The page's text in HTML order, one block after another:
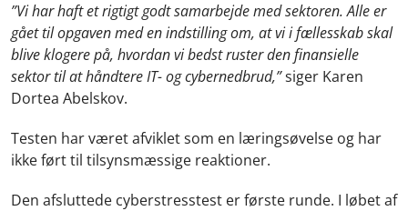
”Vi har haft et rigtigt godt samarbejde med sektoren. Alle er
gået til opgaven med en indstilling om, at vi i fællesskab skal
blive klogere på, hvordan vi bedst ruster den finansielle
sektor til at håndtere IT- og cybernedbrud,”siger Karen
Dortea Abelskov.
Testen har været afviklet som en læringsøvelse og har
ikke ført til tilsynsmæssige reaktioner.
Den afsluttede cyberstresstest er første runde. I løbet af